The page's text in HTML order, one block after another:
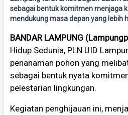
sebagai bentuk komitmen menjaga
mendukung masa depan yang lebih
BANDAR LAMPUNG
Hidup Sedunia, PLN UID
penanaman pohon yang
sebagai bentuk nyata
pelestarian lingkungan.
Kegiatan penghijauan ini,